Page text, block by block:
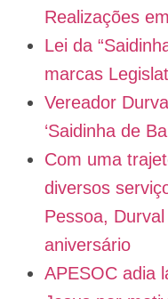
Realizações
Lei da
marcas
Vereador
‘Saidinha de
Com uma
diversos
Pessoa,
aniversário
APESOC adia